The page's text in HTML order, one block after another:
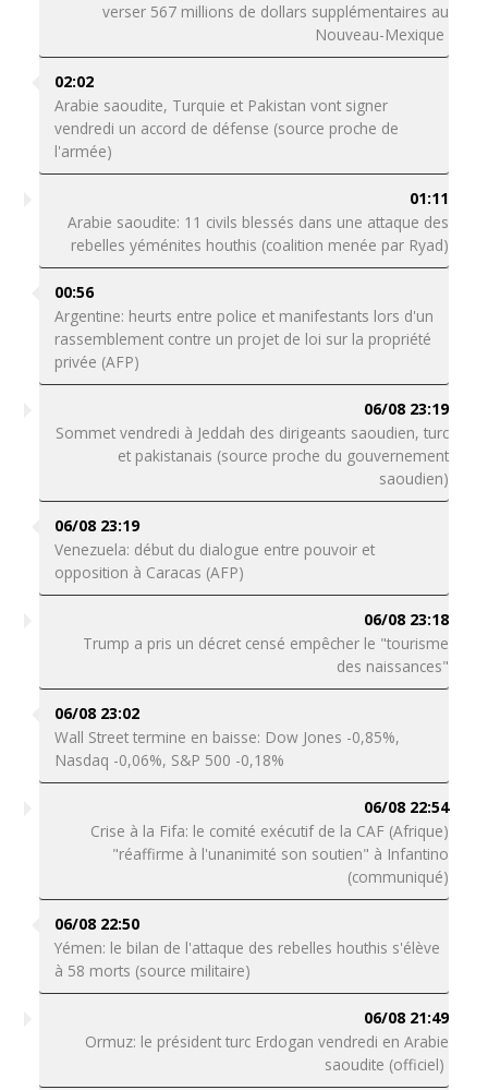
verser 567 millions de dollars supplémentaires au
Nouveau-Mexique
02:02
Arabie saoudite, Turquie et Pakistan vont signer
vendredi un accord de défense (source proche de
l'armée)
01:11
Arabie saoudite: 11 civils blessés dans une attaque des
rebelles yéménites houthis (coalition menée par Ryad)
00:56
Argentine: heurts entre police et manifestants lors d'un
rassemblement contre un projet de loi sur la propriété
privée (AFP)
06/08 23:19
Sommet vendredi à Jeddah des dirigeants saoudien, turc
et pakistanais (source proche du gouvernement
saoudien)
06/08 23:19
Venezuela: début du dialogue entre pouvoir et
opposition à Caracas (AFP)
06/08 23:18
Trump a pris un décret censé empêcher le "tourisme
des naissances"
06/08 23:02
Wall Street termine en baisse: Dow Jones -0,85%,
Nasdaq -0,06%, S&P 500 -0,18%
06/08 22:54
Crise à la Fifa: le comité exécutif de la CAF (Afrique)
"réaffirme à l'unanimité son soutien" à Infantino
(communiqué)
06/08 22:50
Yémen: le bilan de l'attaque des rebelles houthis s'élève
à 58 morts (source militaire)
06/08 21:49
Ormuz: le président turc Erdogan vendredi en Arabie
saoudite (officiel)